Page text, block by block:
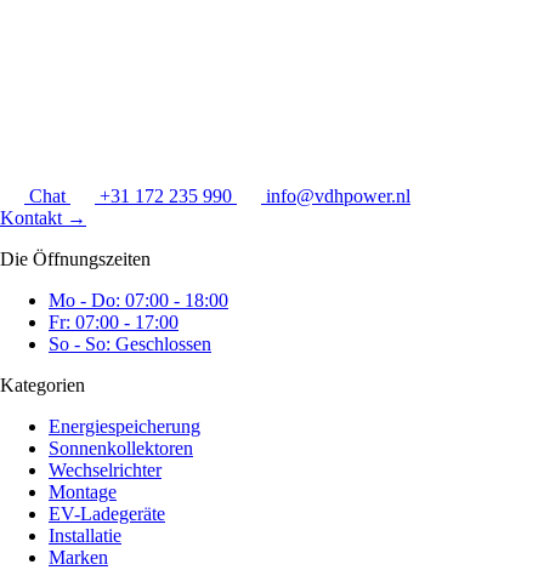
Chat +31 172 235 990
info@vdhpower.nl
Kontakt →
Die Öffnungszeiten
Mo - Do: 07:00 - 18:00
Fr: 07:00 - 17:00
So - So: Geschlossen
Kategorien
Energiespeicherung
Sonnenkollektoren
Wechselrichter
Montage
EV-Ladegeräte
Installatie
Marken